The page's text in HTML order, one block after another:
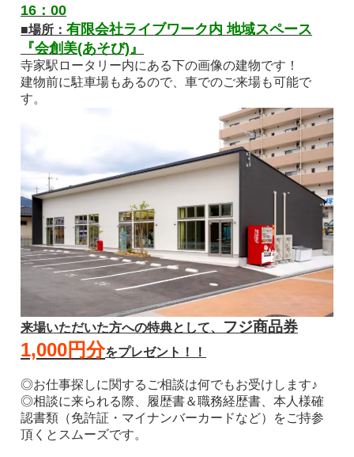
16：00
■場所：有限会社ライブワーク内 地域スペース
『会創美(あそび)』
寺家駅ロータリー内にある下の画像の建物です！
建物前に駐車場もあるので、車でのご来場も可能で
す。
来場いただいた方への特典として、 フジ商品券
1,000円分をプレゼント！！
◎お仕事探しに関するご相談は何でもお受けします♪
◎相談に来られる際、履歴書＆職務経歴書、本人様確
認書類（免許証・マイナンバーカードなど）をご持参
頂くとスムーズです。